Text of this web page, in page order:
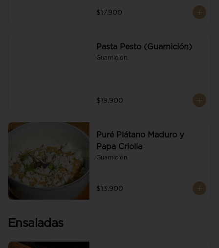
$17.900
Pasta Pesto (Guarnición)
Guarnición.
$19.900
Puré Plátano Maduro y
Papa Criolla
Guarnición.
$13.900
Ensaladas